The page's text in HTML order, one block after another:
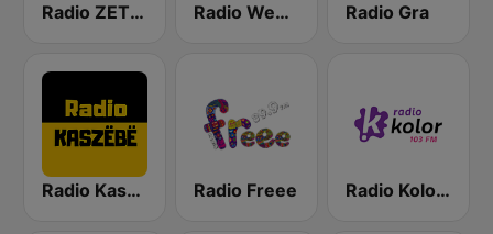
Radio ZET Polskie PL Radio Weekend Radio Gra
Radio Kaszebe Radio Freee Radio Kolor 103 FM